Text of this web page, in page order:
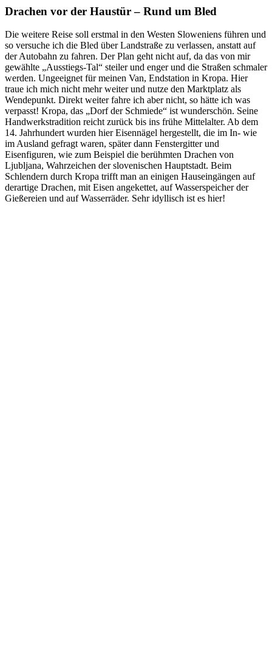
Drachen vor der Haustür – Rund um Bled
Die weitere Reise soll erstmal in den Westen Sloweniens führen und
so versuche ich die Bled über Landstraße zu verlassen, anstatt auf
der Autobahn zu fahren. Der Plan geht nicht auf, da das von mir
gewählte „Ausstiegs-Tal“ steiler und enger und die Straßen schmaler
werden. Ungeeignet für meinen Van, Endstation in Kropa. Hier
traue ich mich nicht mehr weiter und nutze den Marktplatz als
Wendepunkt. Direkt weiter fahre ich aber nicht, so hätte ich was
verpasst! Kropa, das „Dorf der Schmiede“ ist wunderschön. Seine
Handwerkstradition reicht zurück bis ins frühe Mittelalter. Ab dem
14. Jahrhundert wurden hier Eisennägel hergestellt, die im In- wie
im Ausland gefragt waren, später dann Fenstergitter und
Eisenfiguren, wie zum Beispiel die berühmten Drachen von
Ljubljana, Wahrzeichen der slovenischen Hauptstadt. Beim
Schlendern durch Kropa trifft man an einigen Hauseingängen auf
derartige Drachen, mit Eisen angekettet, auf Wasserspeicher der
Gießereien und auf Wasserräder. Sehr idyllisch ist es hier!